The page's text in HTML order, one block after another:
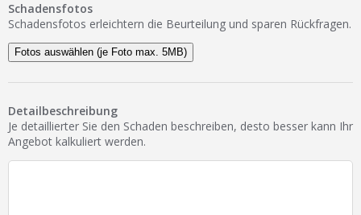
Schadensfotos
Schadensfotos erleichtern die Beurteilung und sparen Rückfragen.
Fotos auswählen (je Foto max. 5MB)
Detailbeschreibung
Je detaillierter Sie den Schaden beschreiben, desto besser kann Ihr
Angebot kalkuliert werden.